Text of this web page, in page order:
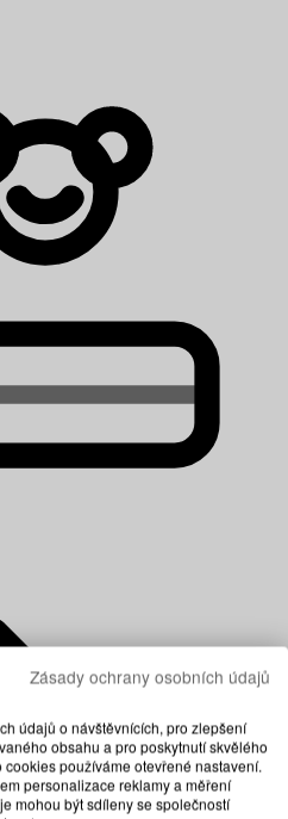
Zásady ochrany osobních údajů
údajů o návštěvnících, pro zlepšení
obsahu a pro poskytnutí skvělého
používáme otevřené nastavení.
personalizace reklamy a měření
mohou být sdíleny se společností